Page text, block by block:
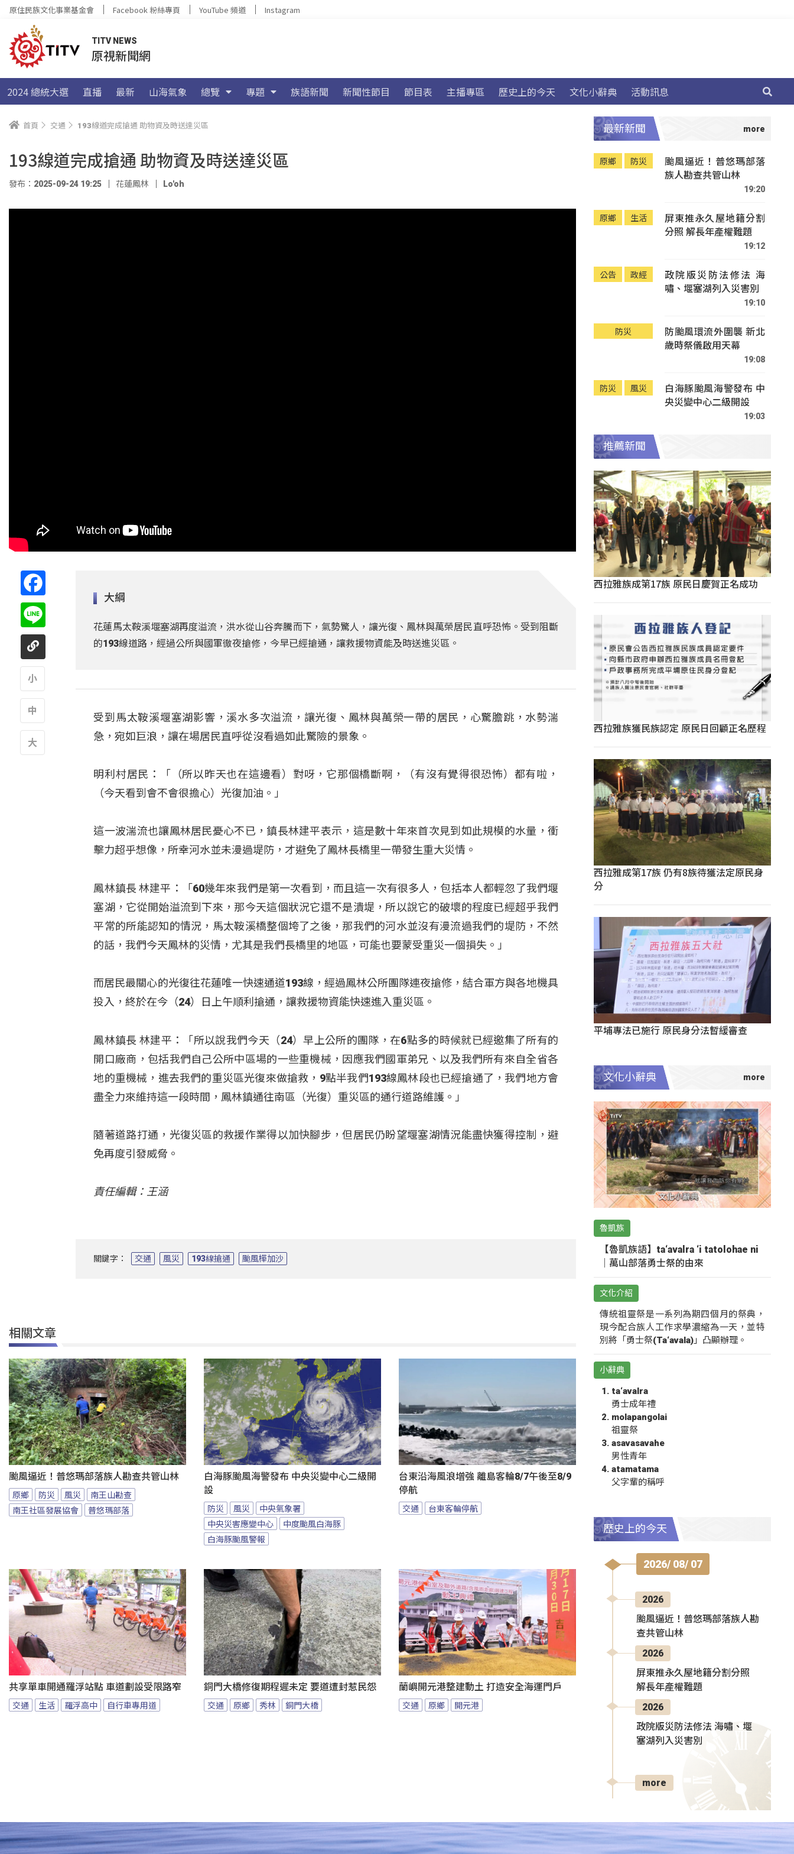
原住民族文化事業基金會 Facebook 粉絲專頁 YouTube 頻道 Instagram
TITV NEWS
原視新聞網
2024 總統大選 直播 最新 山海氣象 總覽 專題 族語新聞 新聞性節目 節目表 主播專區 歷史上的今天 文化小辭典 活動訊息
首頁 交通 193線道完成搶通 助物資及時送達災區
193線道完成搶通 助物資及時送達災區
發布：2025-09-24 19:25 花蓮鳳林 Lo'oh
大綱
花蓮馬太鞍溪堰塞湖再度溢流，洪水從山谷奔騰而下，氣勢驚人，讓光復、鳳林與萬榮居民直呼恐怖。受到阻斷
的193線道路，經過公所與國軍徹夜搶修，今早已經搶通，讓救援物資能及時送進災區。
受到馬太鞍溪堰塞湖影響，溪水多次溢流，讓光復、鳳林與萬榮一帶的居民，心驚膽跳，水勢湍
急，宛如巨浪，讓在場居民直呼從沒看過如此驚險的景象。
明利村居民：「（所以昨天也在這邊看）對呀，它那個橋斷啊，（有沒有覺得很恐怖）都有啦，
（今天看到會不會很擔心）光復加油。」
這一波湍流也讓鳳林居民憂心不已，鎮長林建平表示，這是數十年來首次見到如此規模的水量，衝
擊力超乎想像，所幸河水並未漫過堤防，才避免了鳳林長橋里一帶發生重大災情。
鳳林鎮長 林建平：「60幾年來我們是第一次看到，而且這一次有很多人，包括本人都輕忽了我們堰
塞湖，它從開始溢流到下來，那今天這個狀況它還不是潰堤，所以說它的破壞的程度已經超乎我們
平常的所能認知的情況，馬太鞍溪橋整個垮了之後，那我們的河水並沒有漫流過我們的堤防，不然
的話，我們今天鳳林的災情，尤其是我們長橋里的地區，可能也要蒙受重災一個損失。」
而居民最關心的光復往花蓮唯一快速通道193線，經過鳳林公所團隊連夜搶修，結合軍方與各地機具
投入，終於在今（24）日上午順利搶通，讓救援物資能快速進入重災區。
鳳林鎮長 林建平：「所以說我們今天（24）早上公所的團隊，在6點多的時候就已經邀集了所有的
開口廠商，包括我們自己公所中區場的一些重機械，因應我們國軍弟兄、以及我們所有來自全省各
地的重機械，進去我們的重災區光復來做搶救，9點半我們193線鳳林段也已經搶通了，我們地方會
盡全力來維持這一段時間，鳳林鎮通往南區（光復）重災區的通行道路維護。」
隨著道路打通，光復災區的救援作業得以加快腳步，但居民仍盼望堰塞湖情況能盡快獲得控制，避
免再度引發威脅。
責任編輯：王涵
關鍵字： 交通 風災 193線搶通 颱風樺加沙
相關文章
颱風逼近！普悠瑪部落族人勘查共管山林
原鄉 防災 風災
南王山勘查
南王社區發展協會
普悠瑪部落
白海豚颱風海警發布 中央災變中心二級開
設
防災 風災
中央氣象署
中央災害應變中心
中度颱風白海豚
白海豚颱風警報
台東沿海風浪增強 離島客輪8/7午後至8/9
停航
交通 台東客輪停航
共享單車開通羅浮站點 車道劃設受限路窄
交通 生活 羅浮高中 自行車專用道
銅門大橋修復期程遲未定 要道遭封惹民怨
交通 原鄉 秀林 銅門大橋
蘭嶼開元港整建動土 打造安全海運門戶
交通 原鄉 開元港
最新新聞
原鄉 防災
颱風逼近！普悠瑪部落
族人勘查共管山林
19:20
原鄉 生活
屏東推永久屋地籍分割
分照 解長年產權難題
19:12
公告 政經
政院版災防法修法 海
嘯、堰塞湖列入災害別
19:10
防災
防颱風環流外圍襲 新北
歲時祭儀啟用天幕
19:08
防災 風災
白海豚颱風海警發布 中
央災變中心二級開設
19:03
推薦新聞
西拉雅族成第17族 原民日慶賀正名成功
西拉雅族獲民族認定 原民日回顧正名歷程
西拉雅成第17族 仍有8族待獲法定原民身
分
平埔專法已施行 原民身分法暫緩審查
文化小辭典
魯凱族
【魯凱族語】ta‘avalra ‘i tatolohae ni
｜萬山部落勇士祭的由來
文化介紹
傳統祖靈祭是一系列為期四個月的祭典，
現今配合族人工作求學濃縮為一天，並特
別將「勇士祭(Ta‘avala)」凸顯辦理。
小辭典
ta‘avalra
勇士成年禮
molapangolai
祖靈祭
asavasavahe
男性青年
atamatama
父字輩的稱呼
歷史上的今天
2026/ 08/ 07
2026
颱風逼近！普悠瑪部落族人勘
查共管山林
2026
屏東推永久屋地籍分割分照
解長年產權難題
2026
政院版災防法修法 海嘯、堰
塞湖列入災害別
more